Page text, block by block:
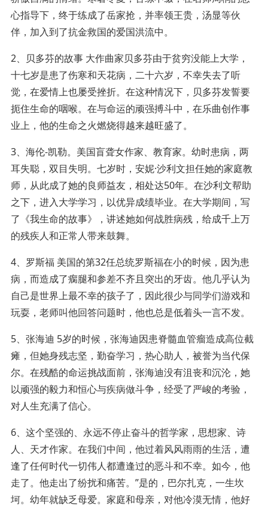
心指导下，终于练成了岳家抢，并率领王贵，汤显等伙
伴，加入到了抗金救国的爱国洪流中。
2、贝多芬的故事 大作曲家贝多芬由于贫穷没能上大学，
十七岁是患了伤寒和天花病，二十六岁，不幸失去了听
觉，在爱情上也屡受挫折。在这种情况下，贝多芬发誓要
扼住生命的咽喉。在与命运的顽强搏斗中，在乐曲创作事
业上，他的生命之火燃烧得越来越旺盛了。
3、海伦-凯勒。美国盲聋女作家、教育家。幼时患病，两
耳失聪，双目失明。七岁时，安妮·沙利文担任她的家庭教
师，从此成了她的良师益友，相处达50年。在沙利文帮助
之下，进入大学学习，以优异成绩毕业。在大学期间，写
了《我生命的故事》，讲述她如何战胜病残，给成千上万
的残疾人和正常人带来鼓舞。
4、罗斯福 美国的第32任总统罗斯福在小的时候，因为患
病，而造成了瘸腿和参差不齐且突出的牙齿。他几乎认为
自己是世界上最不幸的孩子了，因此很少与同学们游戏和
玩耍，老师叫他回答问题时，他也总是低着头一言不发。
5、张海迪 5岁的时候，张海迪因患脊髓血管瘤造成高位截
瘫，但她身残志坚，勤奋学习，热心助人，被誉为当代保
尔。在残酷的命运挑战面前，张海迪没有沮丧和沉沦，她
以顽强的毅力和恒心与疾病做斗争，经受了严峻的考验，
对人生充满了信心。
6、这个坚强的、永远不停止奋斗的哲学家，思想家、诗
人、天才作家。在我们中间，他过着风风雨雨的生活，遭
逢了任何时代一切伟人都遭逢过的恶斗和不幸。如今，他
走了。他走出了纷扰和痛苦。”是的，巴尔扎克，一生坎
坷。幼年就缺乏母爱。家庭和母亲，对他冷漠无情，他好